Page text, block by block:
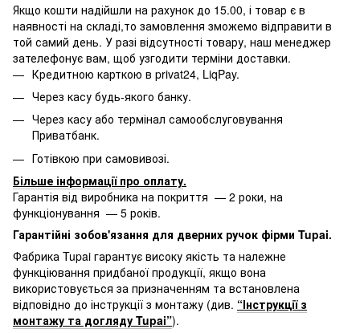
Якщо кошти надійшли на рахунок до 15.00, і товар є в
наявності на складі,то замовлення зможемо відправити в
той самий день. У разі відсутності товару, наш менеджер
зателефонує вам, щоб узгодити терміни доставки.
Кредитною карткою в privat24, LiqPay.
Через касу будь-якого банку.
Через касу або термінал самообслуговування
Приватбанк.
Готівкою при самовивозі.
Більше інформації про оплату.
Гарантія від виробника на покриття — 2 роки, на
функціонування — 5 років.
Гарантійні зобов'язання для дверних ручок фірми Tupai.
Фабрика Tupai гарантує високу якість та належне
функціювання придбаної продукції, якщо вона
використовується за призначенням та встановлена
відповідно до інструкції з монтажу (див. “Інструкції з
монтажу та догляду Tupai”).